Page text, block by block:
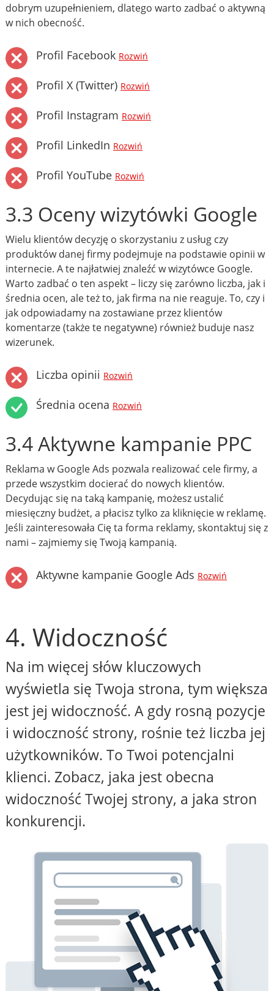
dobrym uzupełnieniem, dlatego warto zadbać o aktywną
w nich obecność.
Profil Facebook Rozwiń
Profil X (Twitter) Rozwiń
Profil Instagram Rozwiń
Profil LinkedIn Rozwiń
Profil YouTube Rozwiń
3.3 Oceny wizytówki Google
Wielu klientów decyzję o skorzystaniu z usług czy
produktów danej firmy podejmuje na podstawie opinii w
internecie. A te najłatwiej znaleźć w wizytówce Google.
Warto zadbać o ten aspekt – liczy się zarówno liczba, jak i
średnia ocen, ale też to, jak firma na nie reaguje. To, czy i
jak odpowiadamy na zostawiane przez klientów
komentarze (także te negatywne) również buduje nasz
wizerunek.
Liczba opinii Rozwiń
Średnia ocena Rozwiń
3.4 Aktywne kampanie PPC
Reklama w Google Ads pozwala realizować cele firmy, a
przede wszystkim docierać do nowych klientów.
Decydując się na taką kampanię, możesz ustalić
miesięczny budżet, a płacisz tylko za kliknięcie w reklamę.
Jeśli zainteresowała Cię ta forma reklamy, skontaktuj się z
nami – zajmiemy się Twoją kampanią.
Aktywne kampanie Google Ads Rozwiń
4. Widoczność
Na im więcej słów kluczowych
wyświetla się Twoja strona, tym większa
jest jej widoczność. A gdy rosną pozycje
i widoczność strony, rośnie też liczba jej
użytkowników. To Twoi potencjalni
klienci. Zobacz, jaka jest obecna
widoczność Twojej strony, a jaka stron
konkurencji.